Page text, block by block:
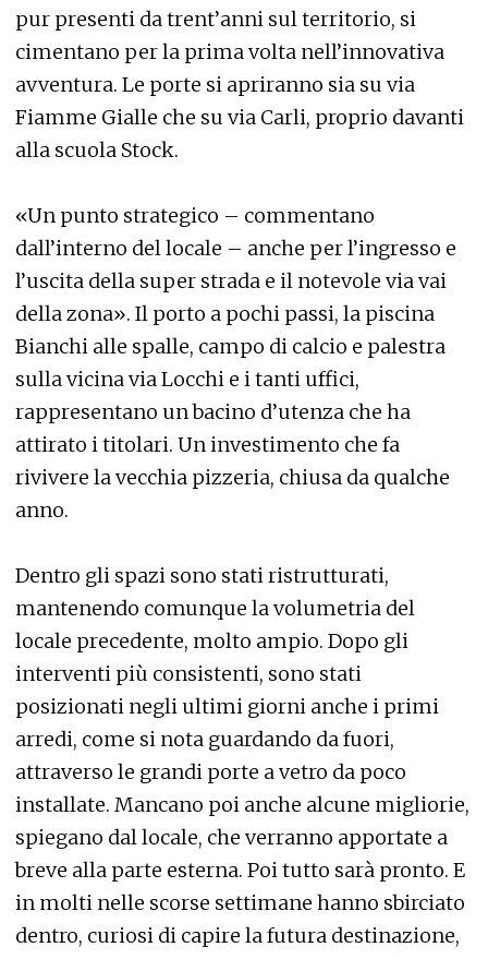
pur presenti da trent’anni sul territorio, si
cimentano per la prima volta nell’innovativa
avventura. Le porte si apriranno sia su via
Fiamme Gialle che su via Carli, proprio davanti
alla scuola Stock.
«Un punto strategico – commentano
dall’interno del locale – anche per l’ingresso e
l’uscita della super strada e il notevole via vai
della zona». Il porto a pochi passi, la piscina
Bianchi alle spalle, campo di calcio e palestra
sulla vicina via Locchi e i tanti uffici,
rappresentano un bacino d’utenza che ha
attirato i titolari. Un investimento che fa
rivivere la vecchia pizzeria, chiusa da qualche
anno.
Dentro gli spazi sono stati ristrutturati,
mantenendo comunque la volumetria del
locale precedente, molto ampio. Dopo gli
interventi più consistenti, sono stati
posizionati negli ultimi giorni anche i primi
arredi, come si nota guardando da fuori,
attraverso le grandi porte a vetro da poco
installate. Mancano poi anche alcune migliorie,
spiegano dal locale, che verranno apportate a
breve alla parte esterna. Poi tutto sarà pronto. E
in molti nelle scorse settimane hanno sbirciato
dentro, curiosi di capire la futura destinazione,